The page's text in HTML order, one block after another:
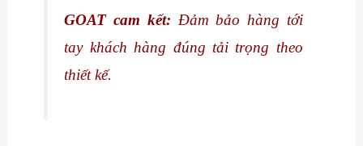
GOAT cam kết: Đảm bảo hàng tới
tay khách hàng đúng tải trọng theo
thiết kế.